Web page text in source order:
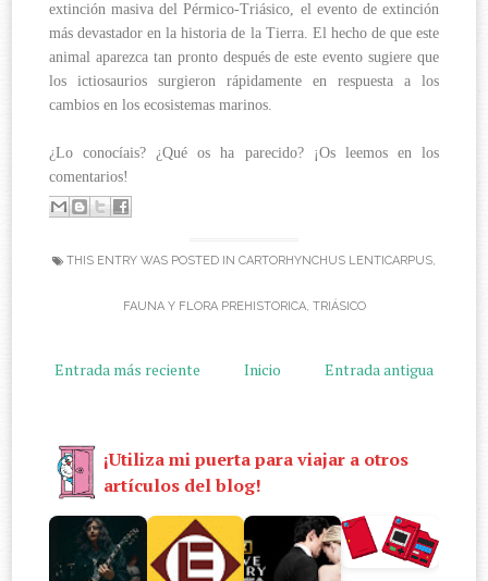
extinción masiva del Pérmico-Triásico, el evento de extinción
más devastador en la historia de la Tierra. El hecho de que este
animal aparezca tan pronto después de este evento sugiere que
los ictiosaurios surgieron rápidamente en respuesta a los
cambios en los ecosistemas marinos.
¿Lo conocíais? ¿Qué os ha parecido? ¡Os leemos en los
comentarios!
THIS ENTRY WAS POSTED IN CARTORHYNCHUS LENTICARPUS,
FAUNA Y FLORA PREHISTORICA, TRIÁSICO
Entrada más reciente Entrada antigua
Inicio
¡Utiliza mi puerta para viajar a otros
artículos del blog!